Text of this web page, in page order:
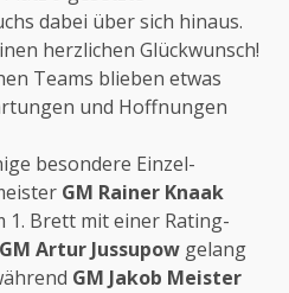
dabei über sich hinaus.
herzlichen Glückwunsch!
Teams blieben etwas
und Hoffnungen
besondere Einzel-
GM Rainer Knaak
1. Brett mit einer Rating-
Artur Jussupow gelang
GM Jakob Meister